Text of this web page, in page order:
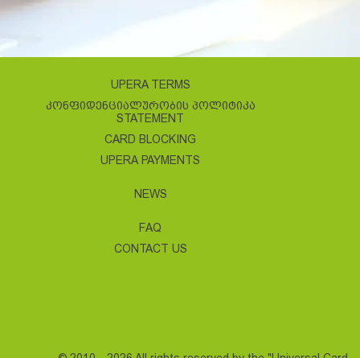
UPERA TERMS
ᲙᲝᲜᲤᲘᲓᲔᲜᲪᲘᲐᲚᲣᲠᲝᲑᲘᲡ ᲞᲝᲚᲘᲢᲘᲙᲐ
STATEMENT
CARD BLOCKING
UPERA PAYMENTS
NEWS
FAQ
CONTACT US